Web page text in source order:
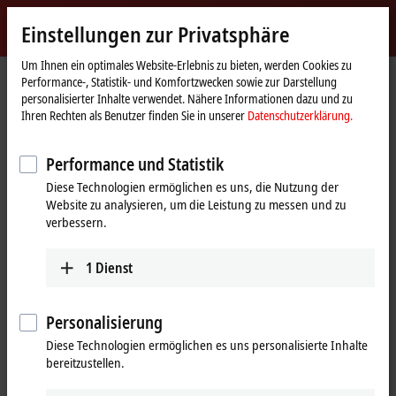
Beckhoff
-
New
Automation
Technology
myBeckhoff
StartseiteUnternehmen News Beckhoff auf der SPS 2019
Mit Klick auf "Akzeptieren" zeigen wir das Video und passen die
Einstellung zur Privatsphäre an, dabei wird externer Inhalt von
Vimeo geladen. Beachten Sie dazu bitte unsere
31.10.2019
Einstellungen zur Privatsphäre
Um Ihnen ein optimales Website-Erlebnis zu bieten, werden Cookies zu
Performance-, Statistik- und Komfortzwecken sowie zur Darstellung
personalisierter Inhalte verwendet. Nähere Informationen dazu und zu
Ihren Rechten als Benutzer finden Sie in unserer Datenschutzerklärung.
Performance und Statistik
Diese Technologien ermöglichen es uns, die Nutzung der
Website zu analysieren, um die Leistung zu messen und zu
verbessern.
1 Dienst
Personalisierung
Diese Technologien ermöglichen es uns personalisierte Inhalte
bereitzustellen.